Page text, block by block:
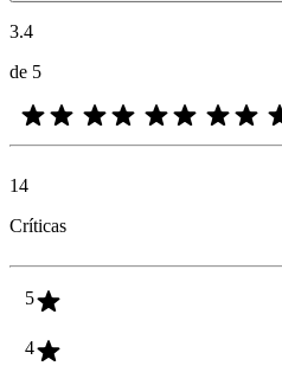
3.4
de 5
14
Críticas
5
4